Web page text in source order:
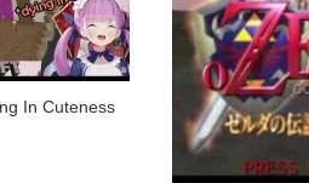
In Cuteness